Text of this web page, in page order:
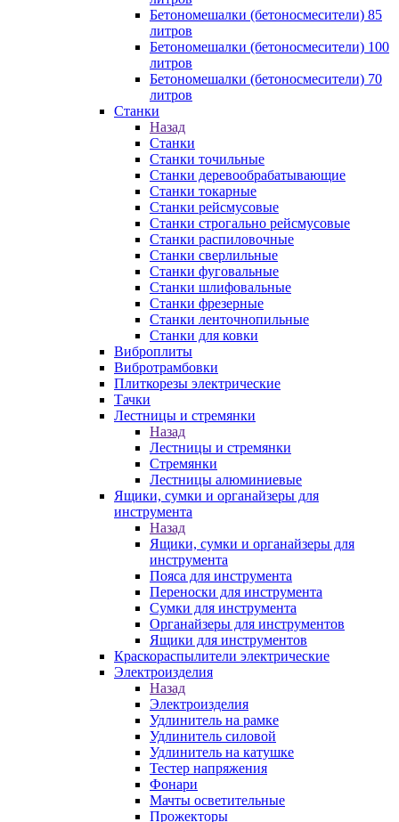
Бетономешалки (бетоносмесители) 85
литров
Бетономешалки (бетоносмесители) 100
литров
Бетономешалки (бетоносмесители) 70
литров
Станки
Назад
Станки
Станки точильные
Станки деревообрабатывающие
Станки токарные
Станки рейсмусовые
Станки строгально рейсмусовые
Станки распиловочные
Станки сверлильные
Станки фуговальные
Станки шлифовальные
Станки фрезерные
Станки ленточнопильные
Станки для ковки
Виброплиты
Вибротрамбовки
Плиткорезы электрические
Тачки
Лестницы и стремянки
Назад
Лестницы и стремянки
Стремянки
Лестницы алюминиевые
Ящики, сумки и органайзеры для
инструмента
Назад
Ящики, сумки и органайзеры для
инструмента
Пояса для инструмента
Переноски для инструмента
Сумки для инструмента
Органайзеры для инструментов
Ящики для инструментов
Краскораспылители электрические
Электроизделия
Назад
Электроизделия
Удлинитель на рамке
Удлинитель силовой
Удлинитель на катушке
Тестер напряжения
Фонари
Мачты осветительные
Прожекторы